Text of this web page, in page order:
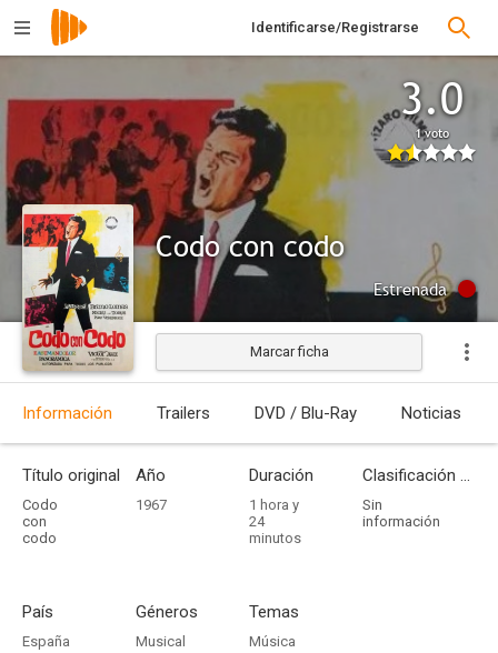
Identificarse/Registrarse
3.0
1 voto
Codo con codo
Estrenada
Marcar ficha
Información Trailers DVD / Blu-Ray Noticias
Título original
Codo
con
codo
Año
1967
Duración
1 hora y
24
minutos
Clasificación por edades
Sin
información
País
España
Géneros
Musical
Temas
Música